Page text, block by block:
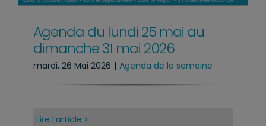
Agenda du lundi 25 mai au
dimanche 31 mai 2026
mardi, 26 Mai 2026 | Agenda de la semaine
Lire l’article